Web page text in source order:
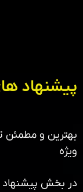
پیشنهاد
بهترین و مطمئن
ویژه
در بخش پیشنهاد